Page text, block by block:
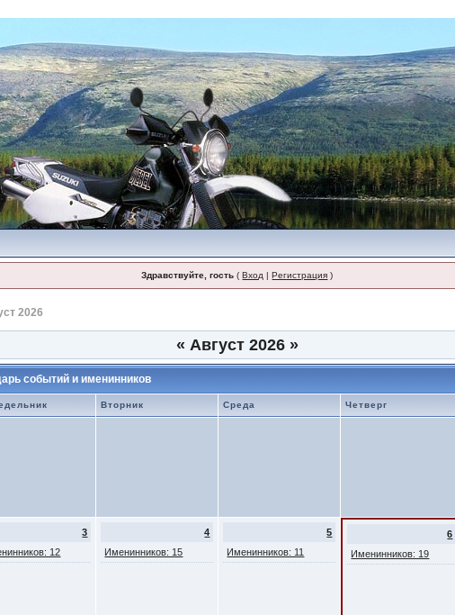
Здравствуйте, гость (Вход |Регистрация )
2026
« Август 2026 »
событий и именинников
Вторник Среда Четверг
3
12
4
Именинников: 15
5
Именинников: 11
6
Именинников: 19